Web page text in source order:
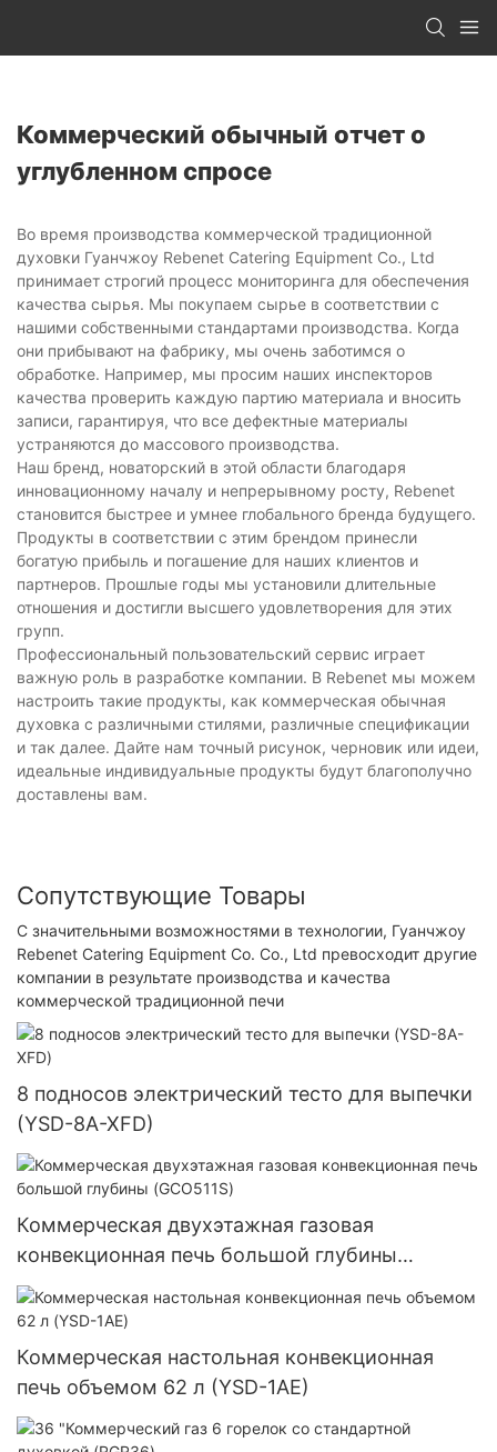
Коммерческий обычный отчет о
углубленном спросе
Во время производства коммерческой традиционной
духовки Гуанчжоу Rebenet Catering Equipment Co., Ltd
принимает строгий процесс мониторинга для обеспечения
качества сырья. Мы покупаем сырье в соответствии с
нашими собственными стандартами производства. Когда
они прибывают на фабрику, мы очень заботимся о
обработке. Например, мы просим наших инспекторов
качества проверить каждую партию материала и вносить
записи, гарантируя, что все дефектные материалы
устраняются до массового производства.
Наш бренд, новаторский в этой области благодаря
инновационному началу и непрерывному росту, Rebenet
становится быстрее и умнее глобального бренда будущего.
Продукты в соответствии с этим брендом принесли
богатую прибыль и погашение для наших клиентов и
партнеров. Прошлые годы мы установили длительные
отношения и достигли высшего удовлетворения для этих
групп.
Профессиональный пользовательский сервис играет
важную роль в разработке компании. В Rebenet мы можем
настроить такие продукты, как коммерческая обычная
духовка с различными стилями, различные спецификации
и так далее. Дайте нам точный рисунок, черновик или идеи,
идеальные индивидуальные продукты будут благополучно
доставлены вам.
Сопутствующие Товары
С значительными возможностями в технологии, Гуанчжоу
Rebenet Catering Equipment Co. Co., Ltd превосходит другие
компании в результате производства и качества
коммерческой традиционной печи
8 подносов электрический тесто для выпечки
(YSD-8A-XFD)
Коммерческая двухэтажная газовая
конвекционная печь большой глубины
(GCO511S)
Коммерческая настольная конвекционная
печь объемом 62 л (YSD-1AE)